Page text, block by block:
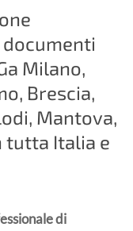
Milano,
Brescia,
Mantova,
tutta Italia e
di